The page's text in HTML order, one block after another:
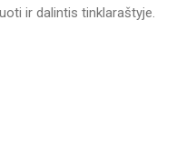
ir dalintis tinklaraštyje.